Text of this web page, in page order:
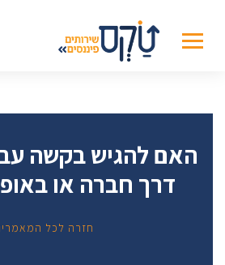
האם להגיש בקשה
דרך חברה או
חזרה לכל